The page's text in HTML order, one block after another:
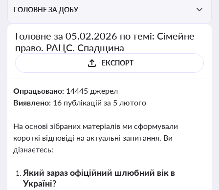
ГОЛОВНЕ ЗА ДОБУ
Головне за 05.02.2026 по темі: Сімейне
право. РАЦС. Спадщина
ЕКСПОРТ
Опрацьовано: 14445 джерел
Виявлено: 16 публікацій за 5 лютого
На основі зібраних матеріалів ми сформували
короткі відповіді на актуальні запитання. Ви
дізнаєтесь:
Який зараз офіційний шлюбний вік в
Україні?